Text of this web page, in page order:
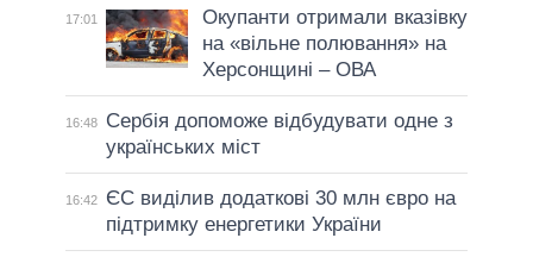
17:01
Окупанти отримали вказівку
на «вільне полювання» на
Херсонщині – ОВА
16:48
Сербія допоможе відбудувати одне з
українських міст
16:42
ЄС виділив додаткові 30 млн євро на
підтримку енергетики України